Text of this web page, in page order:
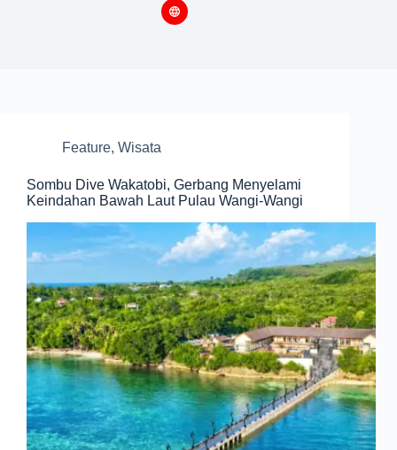
Feature, Wisata
Sombu Dive Wakatobi, Gerbang Menyelami
Keindahan Bawah Laut Pulau Wangi-Wangi